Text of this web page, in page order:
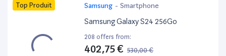
Top Produit Samsung - Smartphone
Samsung Galaxy S24 256Go
208 offers from:
402,75 € 530,00 €